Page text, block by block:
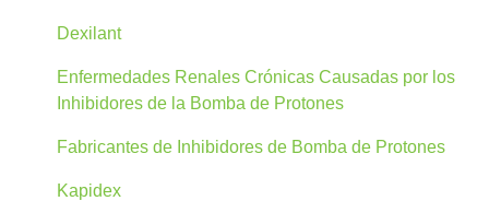
Dexilant
Enfermedades Renales Crónicas Causadas por los
Inhibidores de la Bomba de Protones
Fabricantes de Inhibidores de Bomba de Protones
Kapidex